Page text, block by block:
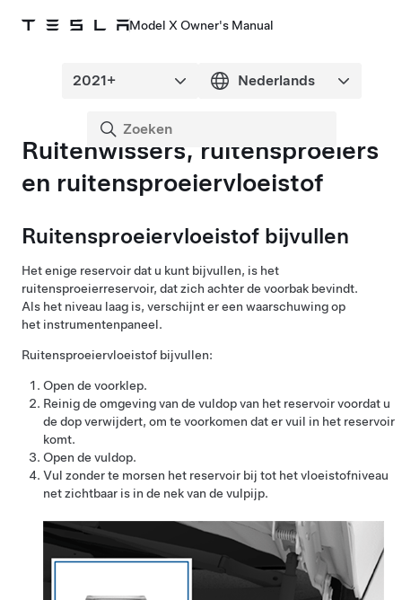
Model X Owner's Manual
Ruitenwissers, ruitensproeiers
en ruitensproeiervloeistof
Ruitensproeiervloeistof bijvullen
Het enige reservoir dat u kunt bijvullen, is het
ruitensproeierreservoir, dat zich achter de voorbak bevindt.
Als het niveau laag is, verschijnt er een waarschuwing op
het instrumentenpaneel.
Ruitensproeiervloeistof bijvullen:
Open de voorklep.
Reinig de omgeving van de vuldop van het reservoir voordat u
de dop verwijdert, om te voorkomen dat er vuil in het reservoir
komt.
Open de vuldop.
Vul zonder te morsen het reservoir bij tot het vloeistofniveau
net zichtbaar is in de nek van de vulpijp.